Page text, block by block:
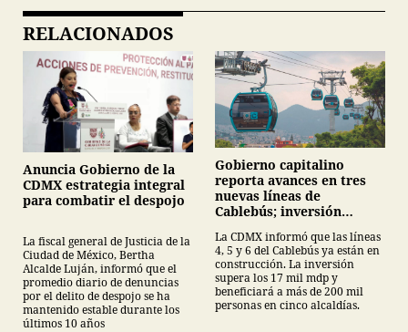
RELACIONADOS
Anuncia Gobierno de la
CDMX estrategia integral
para combatir el despojo
La fiscal general de Justicia de la
Ciudad de México, Bertha
Alcalde Luján, informó que el
promedio diario de denuncias
por el delito de despojo se ha
mantenido estable durante los
últimos 10 años
Gobierno capitalino
reporta avances en tres
nuevas líneas de
Cablebús; inversión
La CDMX informó que las líneas
4, 5 y 6 del Cablebús ya están en
construcción. La inversión
supera los 17 mil mdp y
beneficiará a más de 200 mil
personas en cinco alcaldías.